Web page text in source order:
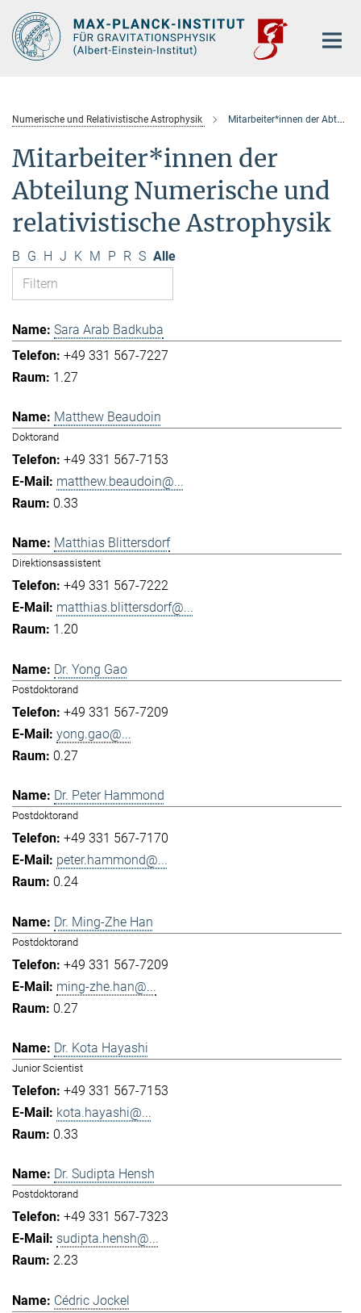
Hauptinhalt
Numerische und Relativistische Astrophysik Mitarbeiter*innen der Abteilung
Mitarbeiter*innen der
Abteilung Numerische und
relativistische Astrophysik
B G H J K M P R S Alle
Sara Arab Badkuba
+49 331 567-7227
1.27
Matthew Beaudoin
Doktorand
+49 331 567-7153
matthew.beaudoin@...
0.33
Matthias Blittersdorf
Direktionsassistent
+49 331 567-7222
matthias.blittersdorf@...
1.20
Dr. Yong Gao
Postdoktorand
+49 331 567-7209
yong.gao@...
0.27
Dr. Peter Hammond
Postdoktorand
+49 331 567-7170
peter.hammond@...
0.24
Dr. Ming-Zhe Han
Postdoktorand
+49 331 567-7209
ming-zhe.han@...
0.27
Dr. Kota Hayashi
Junior Scientist
+49 331 567-7153
kota.hayashi@...
0.33
Dr. Sudipta Hensh
Postdoktorand
+49 331 567-7323
sudipta.hensh@...
2.23
Cédric Jockel